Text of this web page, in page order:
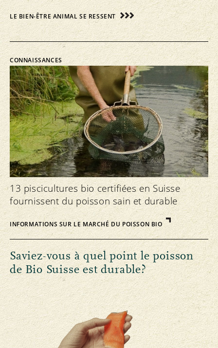
LE BIEN-ÊTRE ANIMAL SE RESSENT
CONNAISSANCES
13 piscicultures bio certifiées en Suisse
fournissent du poisson sain et durable
INFORMATIONS SUR LE MARCHÉ DU POISSON BIO
Saviez-vous à quel point le poisson
de Bio Suisse est durable?